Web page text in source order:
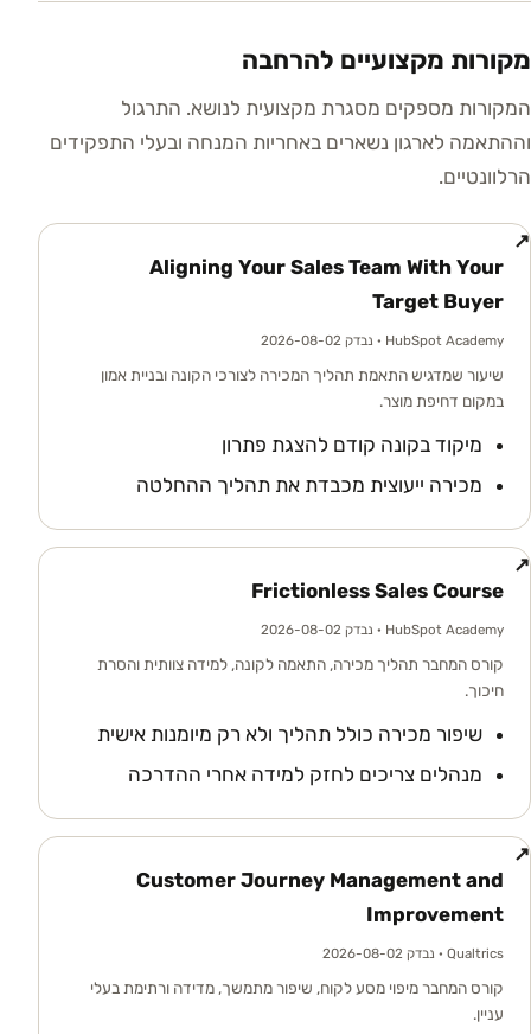
מקורות מקצועיים להרחבה
המקורות מספקים מסגרת מקצועית לנושא. התרגול
וההתאמה לארגון נשארים באחריות המנחה ובעלי התפקידים
הרלוונטיים.
Aligning Your Sales Team With Your
Target Buyer
HubSpot Academy · נבדק 2026-08-02
שיעור שמדגיש התאמת תהליך המכירה לצורכי הקונה ובניית אמון
במקום דחיפת מוצר.
מיקוד בקונה קודם להצגת פתרון
מכירה ייעוצית מכבדת את תהליך ההחלטה
↗
Frictionless Sales Course
HubSpot Academy · נבדק 2026-08-02
קורס המחבר תהליך מכירה, התאמה לקונה, למידה צוותית והסרת
חיכוך.
שיפור מכירה כולל תהליך ולא רק מיומנות אישית
מנהלים צריכים לחזק למידה אחרי ההדרכה
↗
Customer Journey Management and
Improvement
Qualtrics · נבדק 2026-08-02
קורס המחבר מיפוי מסע לקוח, שיפור מתמשך, מדידה ורתימת בעלי
עניין.
↗